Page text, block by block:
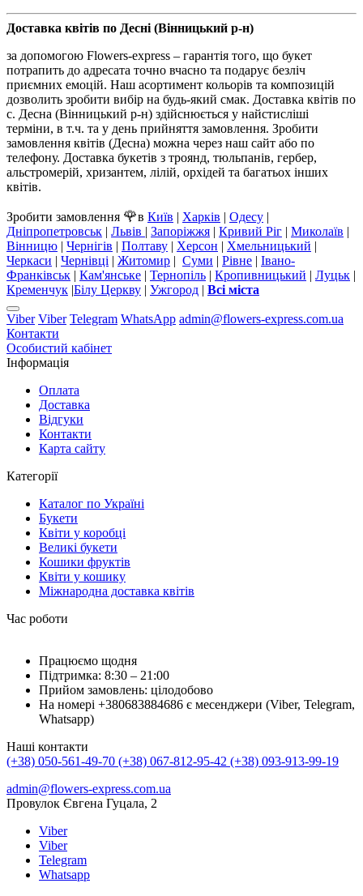
Доставка квітів по Десні (Вінницький р-н)
за допомогою Flowers-express – гарантія того, що букет
потрапить до адресата точно вчасно та подарує безліч
приємних емоцій. Наш асортимент кольорів та композицій
дозволить зробити вибір на будь-який смак. Доставка квітів по
с. Десна (Вінницький р-н) здійснюється у найстисліші
терміни, в т.ч. та у день прийняття замовлення. Зробити
замовлення квітів (Десна) можна через наш сайт або по
телефону. Доставка букетів з троянд, тюльпанів, гербер,
альстромерій, хризантем, лілій, орхідей та багатьох інших
квітів.
Зробити замовлення 🌹в Київ | Харків | Одесу |
Дніпропетровськ | Львів | Запоріжжя | Кривий Ріг | Миколаїв |
Вінницю | Чернігів | Полтаву | Херсон | Хмельницький |
Черкаси | Чернівці | Житомир | Суми | Рівне | Івано-
Франківськ | Кам'янське | Тернопіль | Кропивницький | Луцьк |
Кременчук |Білу Церкву | Ужгород | Всі міста
Viber Viber Telegram WhatsApp admin@flowers-express.com.ua
Контакти
Особистий кабінет
Інформація
Оплата
Доставка
Відгуки
Контакти
Карта сайту
Категорії
Каталог по Україні
Букети
Квіти у коробці
Великі букети
Кошики фруктів
Квіти у кошику
Міжнародна доставка квітів
Час роботи
Працюємо щодня
Підтримка: 8:30 – 21:00
Прийом замовлень: цілодобово
На номері +380683884686 є месенджери (Viber, Telegram,
Whatsapp)
Наші контакти
(+38) 050-561-49-70 (+38) 067-812-95-42 (+38) 093-913-99-19
admin@flowers-express.com.ua
Провулок Євгена Гуцала, 2
Viber
Viber
Telegram
Whatsapp